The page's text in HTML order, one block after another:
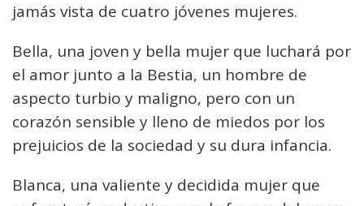
jamás vista de cuatro jóvenes mujeres.
Bella, una joven y bella mujer que luchará por
el amor junto a la Bestia, un hombre de
aspecto turbio y maligno, pero con un
corazón sensible y lleno de miedos por los
prejuicios de la sociedad y su dura infancia.
Blanca, una valiente y decidida mujer que